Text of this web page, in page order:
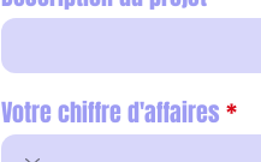
Votre chiffre d'affaires